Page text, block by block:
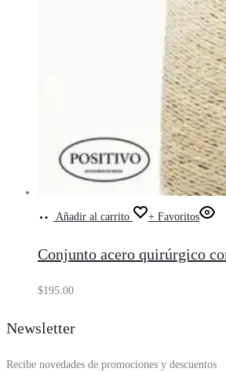
Añadir al carrito + Favoritos
Conjunto acero quirúrgico
$195.00
Newsletter
Recibe novedades de promociones y descuentos